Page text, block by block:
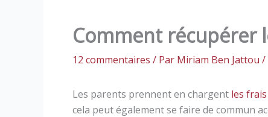
Comment récupérer
12 commentaires / Par Miriam Ben Jattou /
Les parents prennent en chargent les
cela peut également se faire de commun